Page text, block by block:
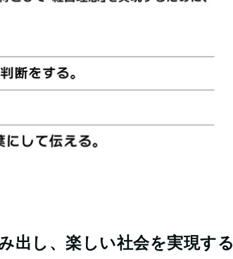
出し、楽しい社会を実現する